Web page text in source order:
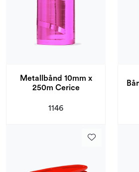
Metallbånd 10mm x
250m Cerice
1146